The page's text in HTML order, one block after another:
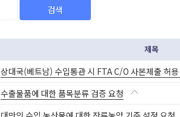
검색
제목
상대국(베트남) 수입통관 시 FTA C/O 사본제출 허
수출물품에 대한 품목분류 검증 요청